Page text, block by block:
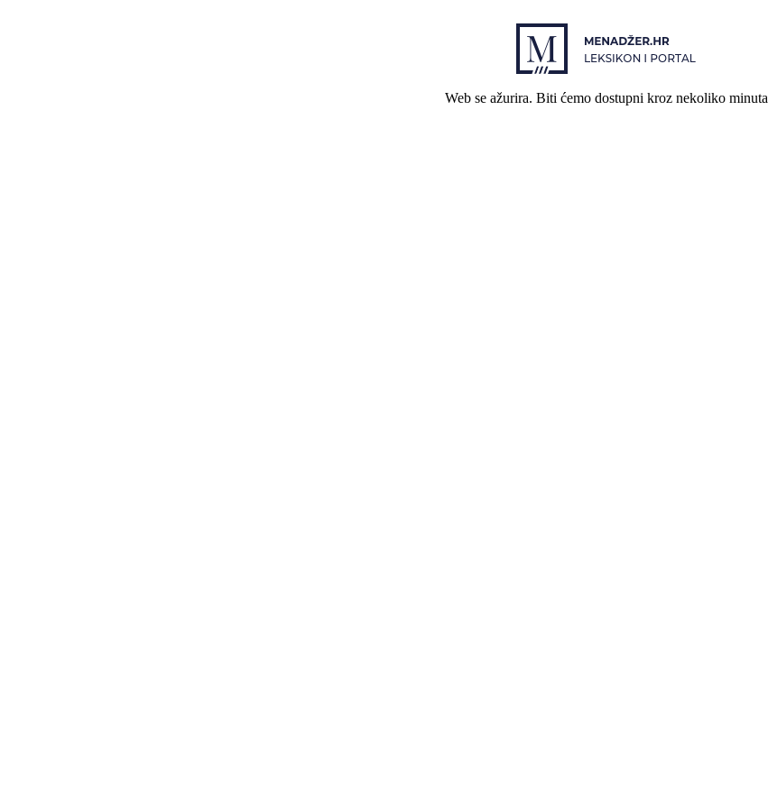
Web se ažurira. Biti ćemo dostupni kroz nekoliko minuta